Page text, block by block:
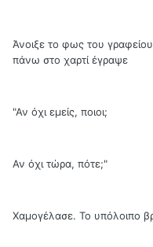
Άνοιξε το φως του
πάνω στο χαρτί έγραψε
"Αν όχι εμείς, ποιοι;
Αν όχι τώρα, πότε;"
Χαμογέλασε. Το υπόλοιπο